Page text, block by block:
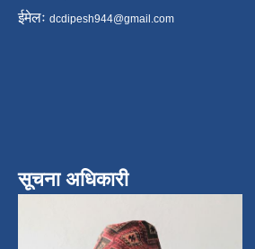
ईमेलः dcdipesh944@gmail.com
सूचना अधिकारी